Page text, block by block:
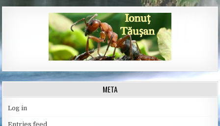
META
Log in
Entries feed